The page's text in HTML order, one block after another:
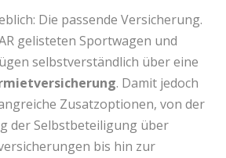
Die passende Versicherung.
gelisteten Sportwagen und
selbstverständlich über eine
. Damit jedoch
Zusatzoptionen, von der
der Selbstbeteiligung über
bis hin zur